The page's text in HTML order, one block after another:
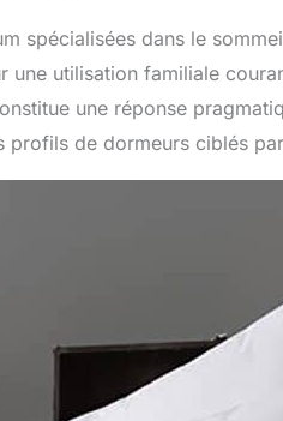
spécialisées dans le
une utilisation familiale
une réponse
profils de dormeurs ciblés